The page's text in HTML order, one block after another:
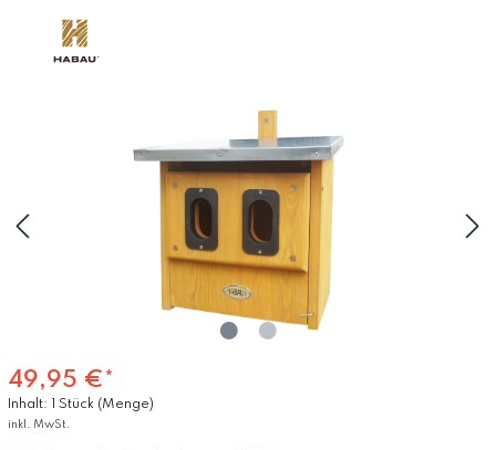
49,95 €*
Inhalt: 1 Stück (Menge)
inkl. MwSt.